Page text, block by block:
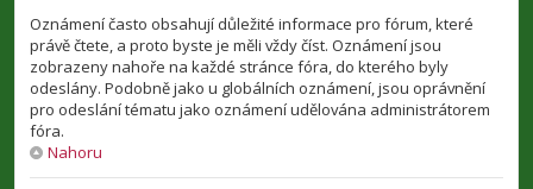
Oznámení často obsahují důležité informace pro fórum, které
právě čtete, a proto byste je měli vždy číst. Oznámení jsou
zobrazeny nahoře na každé stránce fóra, do kterého byly
odeslány. Podobně jako u globálních oznámení, jsou oprávnění
pro odeslání tématu jako oznámení udělována administrátorem
fóra.
Nahoru